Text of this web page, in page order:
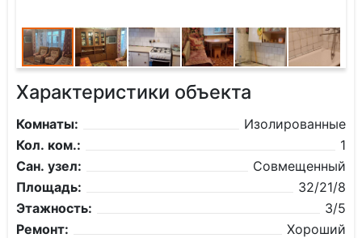
Характеристики объекта
Комнаты:
Изолированные
Кол. ком.:
1
Сан. узел:
Совмещенный
Площадь:
32/21/8
Этажность:
3/5
Ремонт:
Хороший